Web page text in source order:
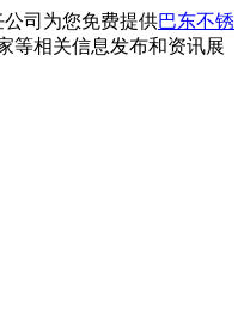
司为您免费提供巴东不锈
等相关信息发布和资讯展